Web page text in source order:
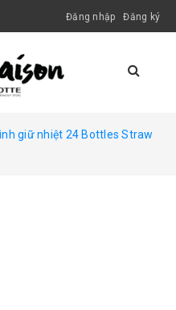
Đăng nhập Đăng ký
giữ nhiệt 24 Bottles Straw